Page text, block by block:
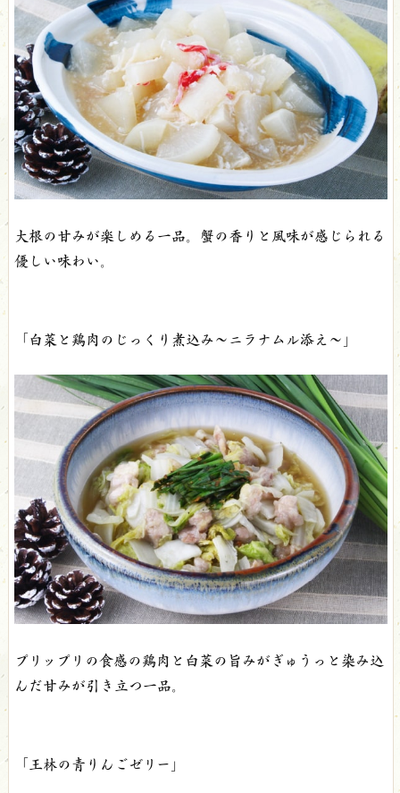
大根の甘みが楽しめる一品。蟹の香りと風味が感じられる
優しい味わい。
「白菜と鶏肉のじっくり煮込み～ニラナムル添え～」
プリップリの食感の鶏肉と白菜の旨みがぎゅうっと染み込
んだ甘みが引き立つ一品。
「王林の青りんごゼリー」